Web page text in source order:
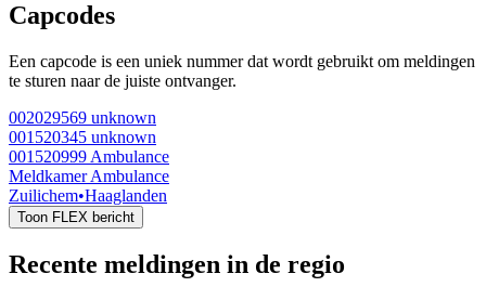
Capcodes
Een capcode is een uniek nummer dat wordt gebruikt om meldingen
te sturen naar de juiste ontvanger.
002029569 unknown
001520345 unknown
001520999 Ambulance
Meldkamer Ambulance
Zuilichem•Haaglanden
Toon FLEX bericht
Recente meldingen in de regio